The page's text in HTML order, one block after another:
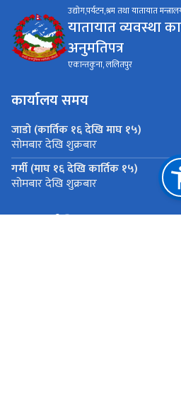
उद्योग,पर्यटन,श्रम तथा यातायात
यातायात व्यवस्था
अनुमतिपत्र
एकान्तकुना, ललितपुर
कार्यालय समय
जाडो (कार्तिक १६ देखि माघ १५)
सोमबार देखि शुक्रबार
गर्मी (माघ १६ देखि कार्तिक १५)
सोमबार देखि शुक्रबार
महत्त्वपूर्ण लिङ्कहरू